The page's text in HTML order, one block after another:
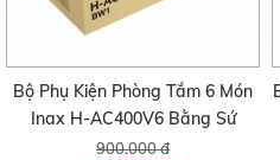
Bộ Phụ Kiện Phòng Tắm 6 Món
Inax H-AC400V6 Bằng Sứ
900.000 đ